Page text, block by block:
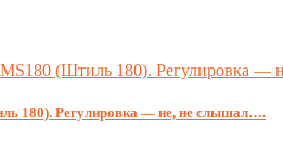
180). Регулировка — не, не слышал….